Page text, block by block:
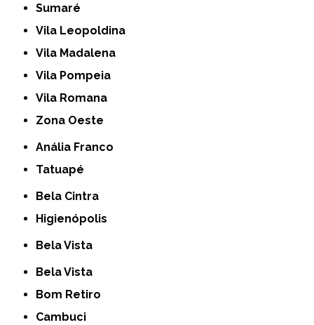
Sumaré
Vila Leopoldina
Vila Madalena
Vila Pompeia
Vila Romana
Zona Oeste
Anália Franco
Tatuapé
Bela Cintra
Higienópolis
Bela Vista
Bela Vista
Bom Retiro
Cambuci